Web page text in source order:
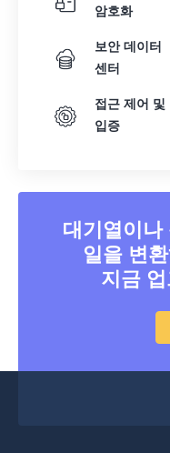
암호화
보안 데이터
센터
접근 제어 및
입증
대기열이나
일을 변
지금